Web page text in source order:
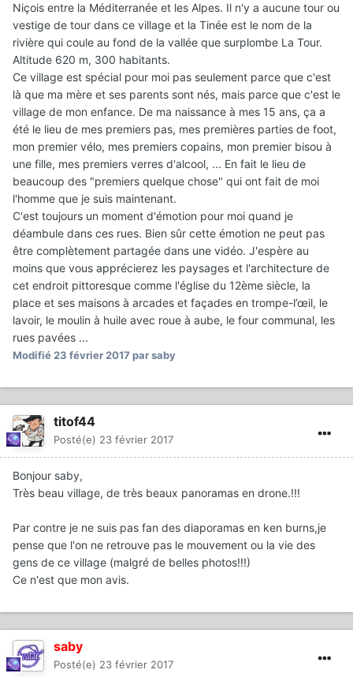
Niçois entre la Méditerranée et les Alpes. Il n'y a aucune tour ou
vestige de tour dans ce village et la Tinée est le nom de la
rivière qui coule au fond de la vallée que surplombe La Tour.
Altitude 620 m, 300 habitants.
Ce village est spécial pour moi pas seulement parce que c'est
là que ma mère et ses parents sont nés, mais parce que c'est le
village de mon enfance. De ma naissance à mes 15 ans, ça a
été le lieu de mes premiers pas, mes premières parties de foot,
mon premier vélo, mes premiers copains, mon premier bisou à
une fille, mes premiers verres d'alcool, ... En fait le lieu de
beaucoup des "premiers quelque chose" qui ont fait de moi
l'homme que je suis maintenant.
C'est toujours un moment d'émotion pour moi quand je
déambule dans ces rues. Bien sûr cette émotion ne peut pas
être complètement partagée dans une vidéo. J'espère au
moins que vous apprécierez les paysages et l'architecture de
cet endroit pittoresque comme l'église du 12ème siècle, la
place et ses maisons à arcades et façades en trompe-l’œil, le
lavoir, le moulin à huile avec roue à aube, le four communal, les
rues pavées ...
Modifié23 février 2017 par saby
titof44
Posté(e) 23 février 2017
Bonjour saby,
Très beau village, de très beaux panoramas en drone.!!!
Par contre je ne suis pas fan des diaporamas en ken burns,je
pense que l'on ne retrouve pas le mouvement ou la vie des
gens de ce village (malgré de belles photos!!!)
Ce n'est que mon avis.
saby
Posté(e) 23 février 2017